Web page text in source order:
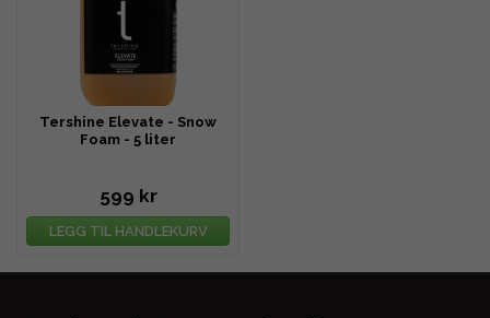
Tershine Elevate - Snow
Foam - 5 liter
599 kr
LEGG TIL HANDLEKURV